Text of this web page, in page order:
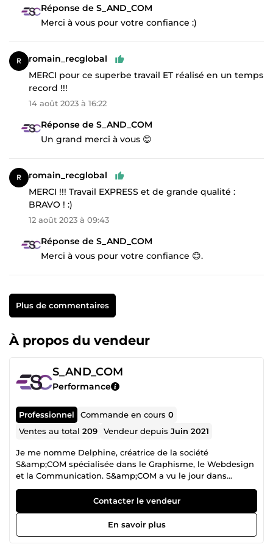
Réponse de S_AND_COM
Merci à vous pour votre confiance :)
romain_recglobal
MERCI pour ce superbe travail ET réalisé en un temps
record !!!
14 août 2023 à 16:22
Réponse de S_AND_COM
Un grand merci à vous 😊
romain_recglobal
MERCI !!! Travail EXPRESS et de grande qualité :
BRAVO ! :)
12 août 2023 à 09:43
Réponse de S_AND_COM
Merci à vous pour votre confiance 😊.
Plus de commentaires
À propos du vendeur
S_AND_COM
Performance
Professionnel Commande en cours0
Ventes au total209 Vendeur depuisJuin 2021
Je me nomme Delphine, créatrice de la société
S&amp;COM spécialisée dans le Graphisme, le Webdesign
et la Communication. S&amp;COM a vu le jour dans
l’optique de mettre ma passion et mes compétences aux
profits des entreprises et des particuliers. QUI SUIS-JE 🤔 ?
Avec plus de 16 années d'expériences dans la
communication, j'aime voir en dehors du
&quot;cadre&quot; et laisser libre court à la créativité 😋 !
Contacter le vendeur
En savoir plus